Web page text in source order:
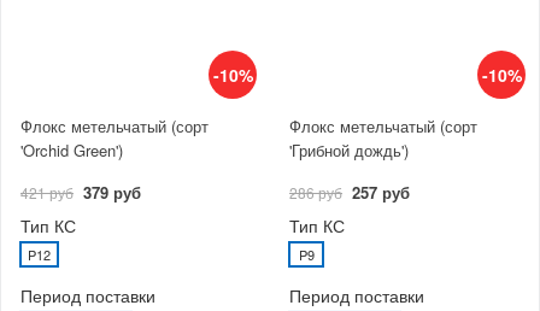
-10%
Флокс метельчатый (сорт
'Orchid Green')
421 руб 379 руб
Тип КС
P12
Период поставки
-10%
Флокс метельчатый (сорт
'Грибной дождь')
286 руб 257 руб
Тип КС
P9
Период поставки